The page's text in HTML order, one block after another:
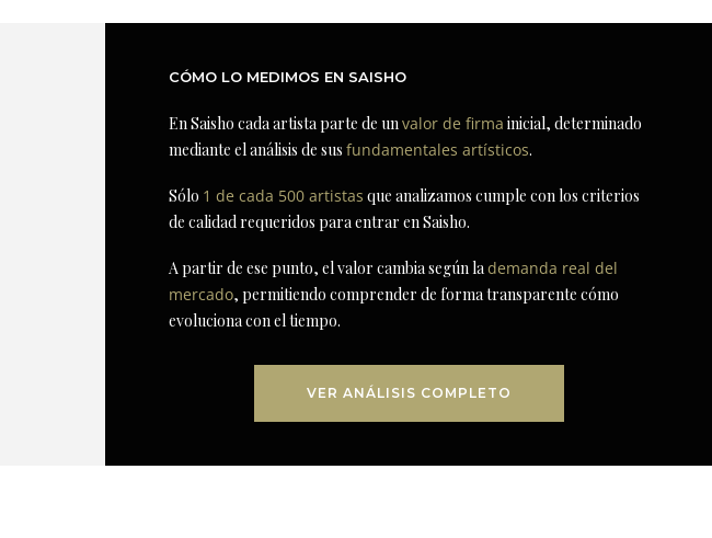
CÓMO LO MEDIMOS EN SAISHO
En Saisho cada artista parte de unvalor de firma inicial, determinado
mediante el análisis de susfundamentales artísticos.
Sólo 1 de cada 500 artistas que analizamos cumple con los criterios
de calidad requeridos para entrar en Saisho.
A partir de ese punto, el valor cambia según lademanda real del
mercado, permitiendo comprender de forma transparente cómo
evoluciona con el tiempo.
VER ANÁLISIS COMPLETO